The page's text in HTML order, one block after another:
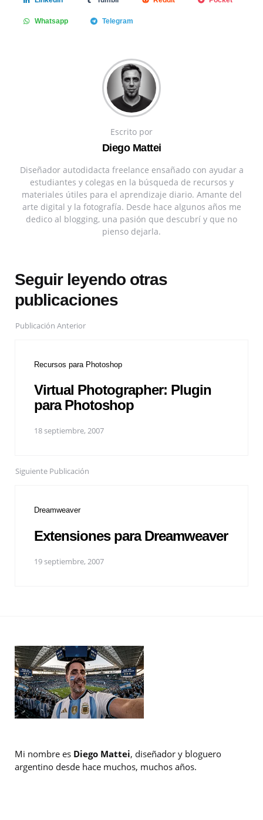
Whatsapp Telegram
Escrito por
Diego Mattei
Diseñador autodidacta freelance ensañado con ayudar a
estudiantes y colegas en la búsqueda de recursos y
materiales útiles para el aprendizaje diario. Amante del
arte digital y la fotografía. Desde hace algunos años me
dedico al blogging, una pasión que descubrí y que no
pienso dejarla.
Seguir leyendo otras
publicaciones
Publicación Anterior
Recursos para Photoshop
Virtual Photographer: Plugin
para Photoshop
18 septiembre, 2007
Siguiente Publicación
Dreamweaver
Extensiones para Dreamweaver
19 septiembre, 2007
Mi nombre es Diego Mattei, diseñador y bloguero
argentino desde hace muchos, muchos años.